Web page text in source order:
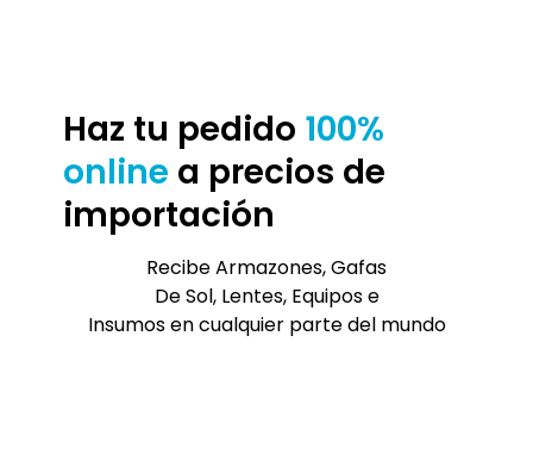
Haz tu pedido 100%
online a precios de
importación
Recibe Armazones, Gafas
De Sol, Lentes, Equipos e
Insumos en cualquier parte del mundo